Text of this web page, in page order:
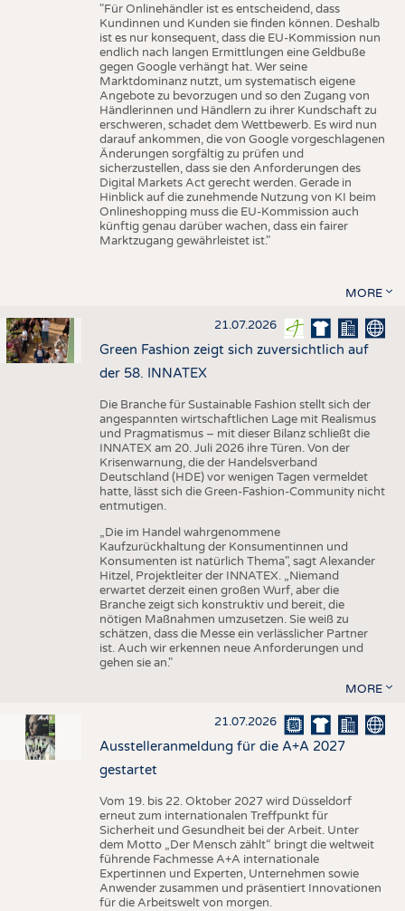
"Für Onlinehändler ist es entscheidend, dass
Kundinnen und Kunden sie finden können. Deshalb
ist es nur konsequent, dass die EU-Kommission nun
endlich nach langen Ermittlungen eine Geldbuße
gegen Google verhängt hat. Wer seine
Marktdominanz nutzt, um systematisch eigene
Angebote zu bevorzugen und so den Zugang von
Händlerinnen und Händlern zu ihrer Kundschaft zu
erschweren, schadet dem Wettbewerb. Es wird nun
darauf ankommen, die von Google vorgeschlagenen
Änderungen sorgfältig zu prüfen und
sicherzustellen, dass sie den Anforderungen des
Digital Markets Act gerecht werden. Gerade in
Hinblick auf die zunehmende Nutzung von KI beim
Onlineshopping muss die EU-Kommission auch
künftig genau darüber wachen, dass ein fairer
Marktzugang gewährleistet ist."
MORE
21.07.2026
Green Fashion zeigt sich zuversichtlich auf
der 58. INNATEX
Die Branche für Sustainable Fashion stellt sich der
angespannten wirtschaftlichen Lage mit Realismus
und Pragmatismus – mit dieser Bilanz schließt die
INNATEX am 20. Juli 2026 ihre Türen. Von der
Krisenwarnung, die der Handelsverband
Deutschland (HDE) vor wenigen Tagen vermeldet
hatte, lässt sich die Green-Fashion-Community nicht
entmutigen.
„Die im Handel wahrgenommene
Kaufzurückhaltung der Konsumentinnen und
Konsumenten ist natürlich Thema", sagt Alexander
Hitzel, Projektleiter der INNATEX. „Niemand
erwartet derzeit einen großen Wurf, aber die
Branche zeigt sich konstruktiv und bereit, die
nötigen Maßnahmen umzusetzen. Sie weiß zu
schätzen, dass die Messe ein verlässlicher Partner
ist. Auch wir erkennen neue Anforderungen und
gehen sie an."
MORE
21.07.2026
Ausstelleranmeldung für die A+A 2027
gestartet
Vom 19. bis 22. Oktober 2027 wird Düsseldorf
erneut zum internationalen Treffpunkt für
Sicherheit und Gesundheit bei der Arbeit. Unter
dem Motto „Der Mensch zählt“ bringt die weltweit
führende Fachmesse A+A internationale
Expertinnen und Experten, Unternehmen sowie
Anwender zusammen und präsentiert Innovationen
für die Arbeitswelt von morgen.